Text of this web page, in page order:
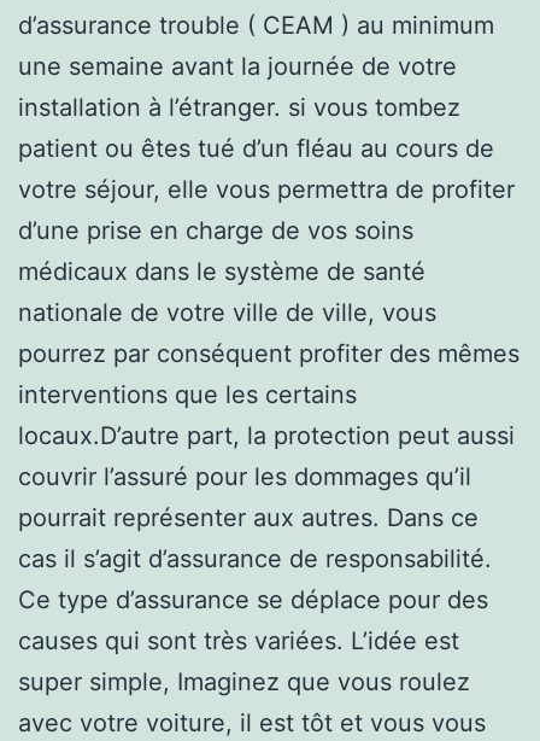
d’assurance trouble ( CEAM ) au minimum
une semaine avant la journée de votre
installation à l’étranger. si vous tombez
patient ou êtes tué d’un fléau au cours de
votre séjour, elle vous permettra de profiter
d’une prise en charge de vos soins
médicaux dans le système de santé
nationale de votre ville de ville, vous
pourrez par conséquent profiter des mêmes
interventions que les certains
locaux.D’autre part, la protection peut aussi
couvrir l’assuré pour les dommages qu’il
pourrait représenter aux autres. Dans ce
cas il s’agit d’assurance de responsabilité.
Ce type d’assurance se déplace pour des
causes qui sont très variées. L’idée est
super simple, Imaginez que vous roulez
avec votre voiture, il est tôt et vous vous